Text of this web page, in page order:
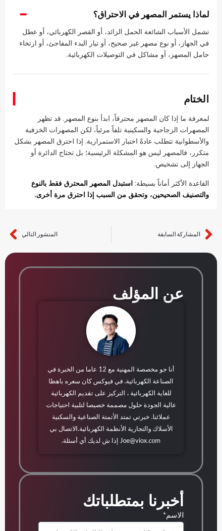
لماذا يستمر المصهر في الاحتراق؟
تشمل الأسباب الشائعة الحمل الزائد، أو القصر الكهربائي، أو عطل
في الجهاز، أو نوع مصهر غير صحيح، أو تيار البدء المفاجئ، أو ارتخاء
حامل المصهر، أو مشاكل في التوصيلات الكهربائية.
الختام
لمعرفة ما إذا كان المصهر محترقاً، ابدأ بنوع المصهر. قد تظهر
المصهرات الزجاجية والسكينية تلفاً مرئياً، لكن المصهرات الخزفية
والأسطوانية تتطلب عادةً اختبار الاستمرارية. إذا احترق المصهر بشكل
متكرر، فالمصهر ليس هو المشكلة الرئيسية؛ بل تحتاج الدائرة أو
الجهاز إلى تشخيص.
القاعدة الأكثر أماناً بسيطة: استبدل المصهر المحترق فقط بالنوع
والتصنيف الصحيحين، وتحقق من السبب إذا احترق مرة أخرى.
المشاركة السابقة المنشور التالي القادم
عن المؤلف
أنا جو مخصصة المهنية مع 12 عاما من الخبرة في
الصناعة الكهربائية. في فيوكس كان سعره باهظا
للغاية الكهربائية ، التركيز على تقديم الكهربائية
عالية الجودة حلول مصممة خصيصا لتلبية احتياجات
عملائنا. خبرتي تمتد الأتمتة الصناعية والسكنية
الأسلاك والتجارية الأنظمة الكهربائية.الاتصال بي
Joe@viox.com إذا ش لديك أي أسئلة.
أخبرنا بمتطلباتك
الاسم*